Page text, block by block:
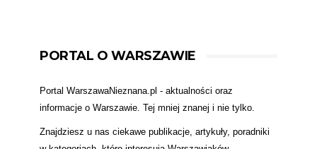
PORTAL O WARSZAWIE
Portal WarszawaNieznana.pl - aktualności oraz
informacje o Warszawie. Tej mniej znanej i nie tylko.
Znajdziesz u nas ciekawe publikacje, artykuły, poradniki